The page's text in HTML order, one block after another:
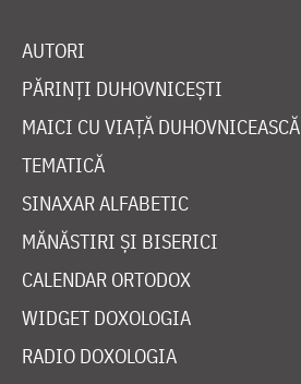
AUTORI
PĂRINȚI DUHOVNICEȘTI
MAICI CU VIAȚĂ DUHOVNICEASCĂ
TEMATICĂ
SINAXAR ALFABETIC
MĂNĂSTIRI ȘI BISERICI
CALENDAR ORTODOX
WIDGET DOXOLOGIA
RADIO DOXOLOGIA